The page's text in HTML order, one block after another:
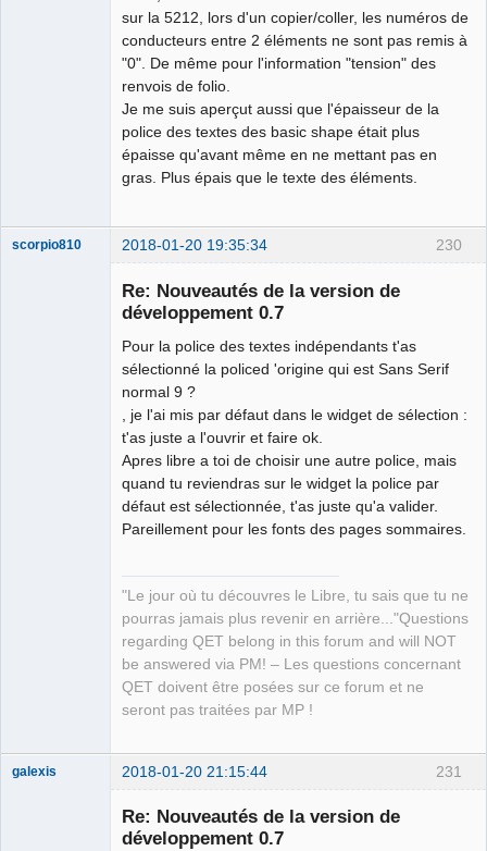
sur la 5212, lors d'un copier/coller, les numéros de
conducteurs entre 2 éléments ne sont pas remis à
"0". De même pour l'information "tension" des
renvois de folio.
Je me suis aperçut aussi que l'épaisseur de la
police des textes des basic shape était plus
épaisse qu'avant même en ne mettant pas en
gras. Plus épais que le texte des éléments.
230
scorpio810 2018-01-20 19:35:34
Re: Nouveautés de la version de
développement 0.7
Pour la police des textes indépendants t'as
sélectionné la policed 'origine qui est Sans Serif
normal 9 ?
, je l'ai mis par défaut dans le widget de sélection :
t'as juste a l'ouvrir et faire ok.
Apres libre a toi de choisir une autre police, mais
quand tu reviendras sur le widget la police par
défaut est sélectionnée, t'as juste qu'a valider.
Pareillement pour les fonts des pages sommaires.
"Le jour où tu découvres le Libre, tu sais que tu ne
pourras jamais plus revenir en arrière..."Questions
regarding QET belong in this forum and will NOT
be answered via PM! – Les questions concernant
QET doivent être posées sur ce forum et ne
seront pas traitées par MP !
231
galexis 2018-01-20 21:15:44
Re: Nouveautés de la version de
développement 0.7